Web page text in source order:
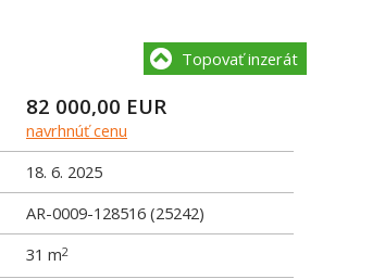
Topovať inzerát
82 000,00 EUR
navrhnúť cenu
18. 6. 2025
AR-0009-128516 (25242)
31 m2